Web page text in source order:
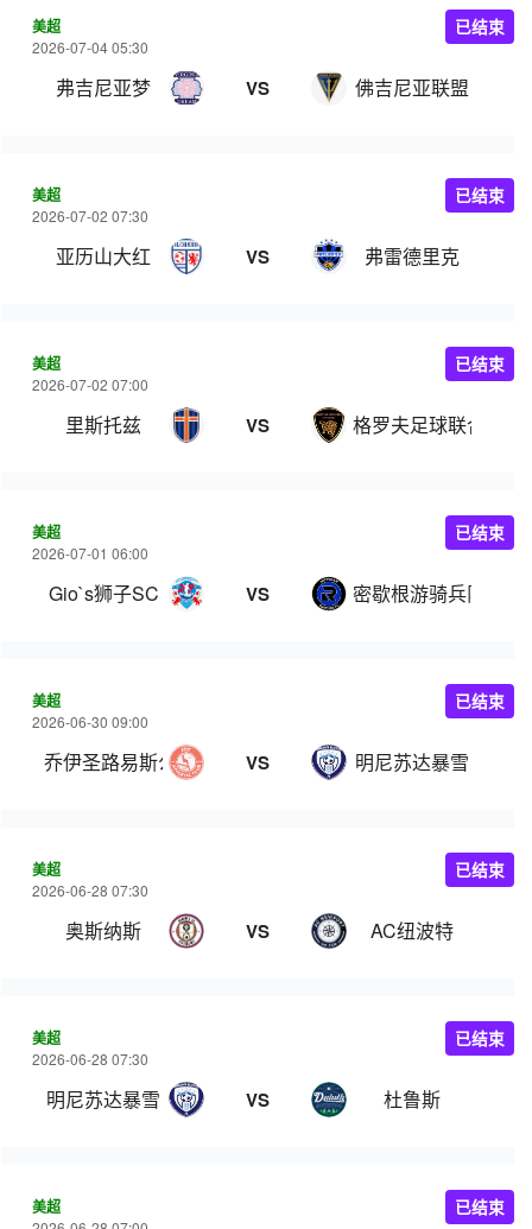
美超
2026-07-04 05:30
弗吉尼亚梦 VS 佛吉尼亚联盟
已结束
美超
2026-07-02 07:30
亚历山大红 VS 弗雷德里克
已结束
美超
2026-07-02 07:00
里斯托兹 VS 格罗夫足球联合会
已结束
美超
2026-07-01 06:00
Gio`s狮子SC VS 密歇根游骑兵队
已结束
美超
2026-06-30 09:00
乔伊圣路易斯公园 VS 明尼苏达暴雪
已结束
美超
2026-06-28 07:30
奥斯纳斯 VS AC纽波特
已结束
美超
2026-06-28 07:30
明尼苏达暴雪 VS 杜鲁斯
已结束
美超 已结束